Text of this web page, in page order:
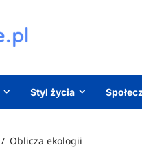
Styl życia
Oblicza ekologii